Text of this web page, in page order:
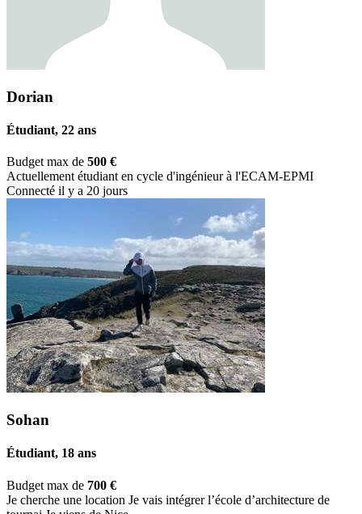
Dorian
Étudiant, 22 ans
Budget max de 500 €
Actuellement étudiant en cycle d'ingénieur à l'ECAM-EPMI
Connecté il y a 20 jours
Sohan
Étudiant, 18 ans
Budget max de 700 €
Je cherche une location Je vais intégrer l’école d’architecture de